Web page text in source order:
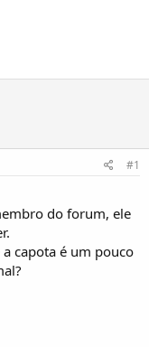
#1
do forum, ele
capota é um pouco